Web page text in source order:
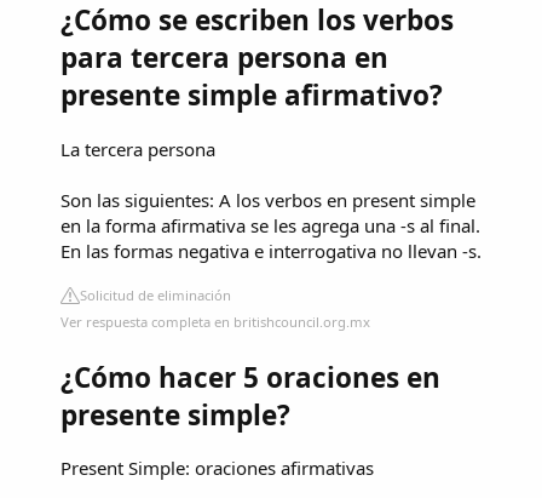
¿Cómo se escriben los verbos
para tercera persona en
presente simple afirmativo?
La tercera persona
Son las siguientes: A los verbos en present simple
en la forma afirmativa se les agrega una -s al final.
En las formas negativa e interrogativa no llevan -s.
Solicitud de eliminación
Ver respuesta completa en britishcouncil.org.mx
¿Cómo hacer 5 oraciones en
presente simple?
Present Simple: oraciones afirmativas